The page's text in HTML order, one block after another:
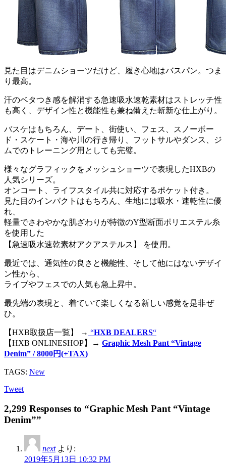
見た目はデニムショーツだけど、履き心地はバスパン。つま
り最高。
汗のベタつき感を解消する急速吸水速乾素材はストレッチ性
も高く、デザイン性と機能性も兼ね備えた斬新な仕上がり。
バスケはもちろん、デート、街使い、フェス、スノーボー
ド・スケート・海や川の行き帰り、フットサルやダンス、ジ
ムでのトレーニング用としても完璧。
様々なグラフィックをメッシュショーツで表現したHXBの
人気シリーズ。
オンコート、ライフスタイル共に対応するポケット付き。
見た目のインパクトはもちろん、生地には吸水・速乾性に優
れ、
軽量でさわやかな肌ざわりが特徴のY型断面ポリエステル糸
を使用した
【急速吸水速乾素材アクアステルス】 を使用。
最近では、通気性の良さと機能性、そして他にはないデザイ
ン性から、
ライブやフェスでの人気も急上昇中。
最先端の表現と、着ていて楽しくなる新しい感覚を是非ぜ
ひ。
【HXB取扱店一覧】 → “HXB DEALERS“
【HXB ONLINESHOP】→ Graphic Mesh Pant “Vintage
Denim” / 8000円(+TAX)
TAGS: New
Tweet
2,299 Responses to “Graphic Mesh Pant “Vintage
Denim””
next より:
2019年5月13日 10:32 PM